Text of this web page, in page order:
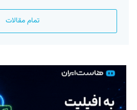
تمام مقالات